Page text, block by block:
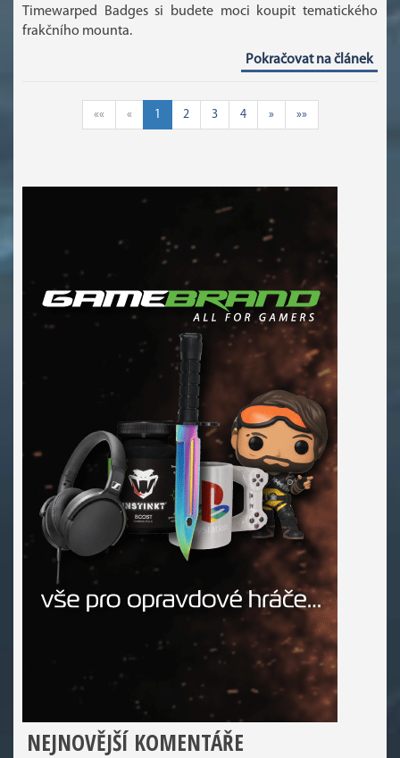
Timewarped Badges si budete moci koupit tematického
frakčního mounta.
Pokračovat na článek
«« « 1 2 3 4 » »»
NEJNOVĚJŠÍ KOMENTÁŘE